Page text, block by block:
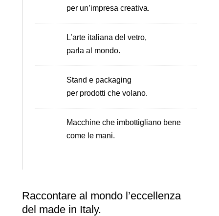
per un’impresa creativa.
L’arte italiana del vetro,
parla al mondo.
Stand e packaging
per prodotti che volano.
Macchine che imbottigliano bene
come le mani.
Raccontare al mondo l’eccellenza
del made in Italy.